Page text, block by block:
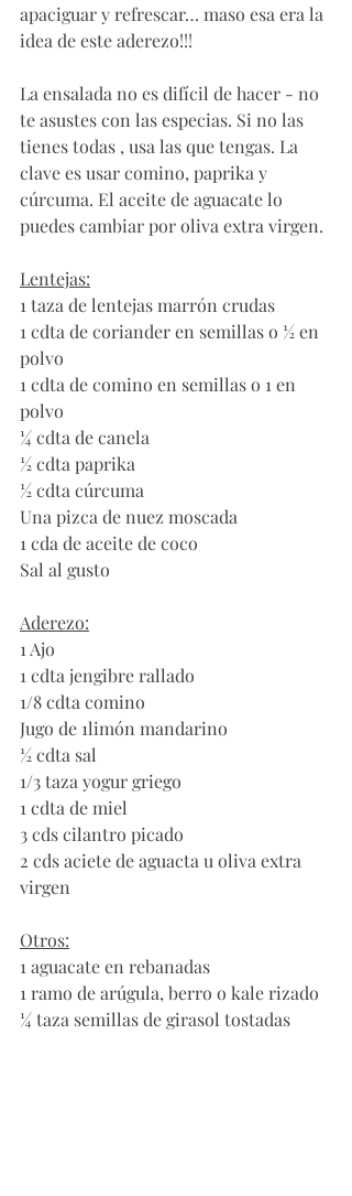
apaciguar y refrescar… maso esa era la
idea de este aderezo!!!
La ensalada no es difícil de hacer - no
te asustes con las especias. Si no las
tienes todas , usa las que tengas. La
clave es usar comino, paprika y
cúrcuma. El aceite de aguacate lo
puedes cambiar por oliva extra virgen.
Lentejas:
1 taza de lentejas marrón crudas
1 cdta de coriander en semillas o ½ en
polvo
1 cdta de comino en semillas o 1 en
polvo
¼ cdta de canela
½ cdta paprika
½ cdta cúrcuma
Una pizca de nuez moscada
1 cda de aceite de coco
Sal al gusto
Aderezo:
1 Ajo
1 cdta jengibre rallado
1/8 cdta comino
Jugo de 1limón mandarino
½ cdta sal
1/3 taza yogur griego
1 cdta de miel
3 cds cilantro picado
2 cds aciete de aguacta u oliva extra
virgen
Otros:
1 aguacate en rebanadas
1 ramo de arúgula, berro o kale rizado
¼ taza semillas de girasol tostadas